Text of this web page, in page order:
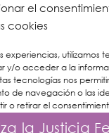
el
cookies
experiencias, utilizamos
y/o acceder a la
tecnologías nos
de navegación o las
o retirar el
comprometidas
hacia
desplazadas
de Violencias
la Justicia